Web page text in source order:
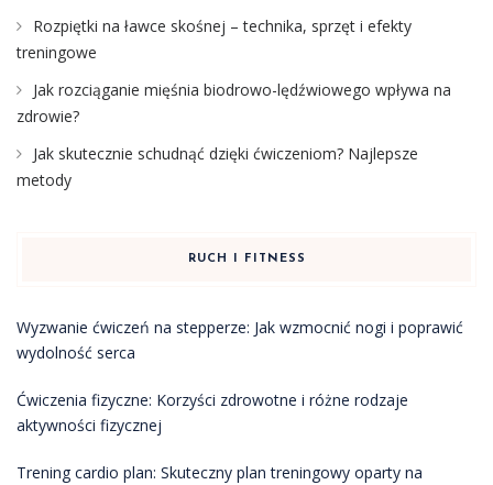
Rozpiętki na ławce skośnej – technika, sprzęt i efekty
treningowe
Jak rozciąganie mięśnia biodrowo-lędźwiowego wpływa na
zdrowie?
Jak skutecznie schudnąć dzięki ćwiczeniom? Najlepsze
metody
RUCH I FITNESS
Wyzwanie ćwiczeń na stepperze: Jak wzmocnić nogi i poprawić
wydolność serca
Ćwiczenia fizyczne: Korzyści zdrowotne i różne rodzaje
aktywności fizycznej
Trening cardio plan: Skuteczny plan treningowy oparty na